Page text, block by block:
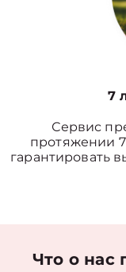
7
Сервис
протяжении
гарантировать
Что о нас